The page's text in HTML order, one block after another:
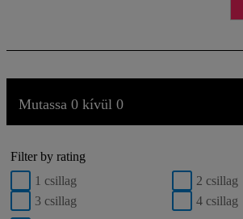
Mutassa 0 kívül 0
Filter by rating
1 csillag
2 csillag
3 csillag
4 csillag